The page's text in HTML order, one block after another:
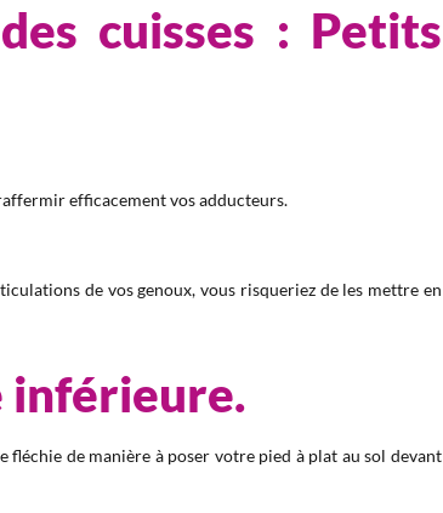
cuisses : Petits
efficacement vos adducteurs.
de vos genoux, vous risqueriez de les mettre en
inférieure.
de manière à poser votre pied à plat au sol devant